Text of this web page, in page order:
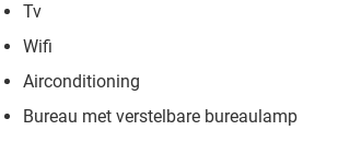
Tv
Wifi
Airconditioning
Bureau met verstelbare bureaulamp